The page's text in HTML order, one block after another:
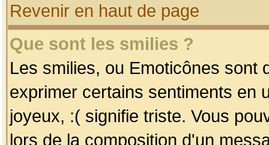
Revenir en haut de page
Que sont les smilies ?
Les smilies, ou Emoticônes sont
exprimer certains sentiments en
joyeux, :( signifie triste. Vous
lors de la composition d'un